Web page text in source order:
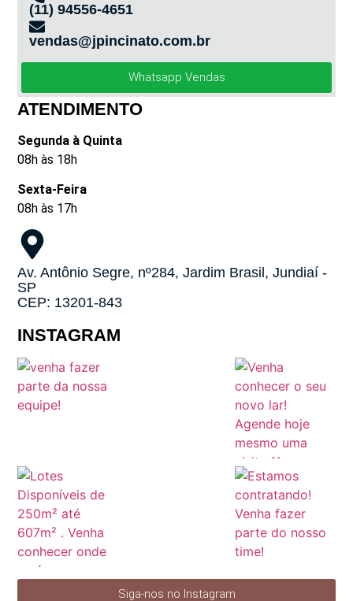
(11) 94556-4651
vendas@jpincinato.com.br
Whatsapp Vendas
ATENDIMENTO
Segunda à Quinta
08h às 18h
Sexta-Feira
08h às 17h
Av. Antônio Segre, nº284, Jardim Brasil, Jundiaí -
SP
CEP: 13201-843
INSTAGRAM
Siga-nos no Instagram